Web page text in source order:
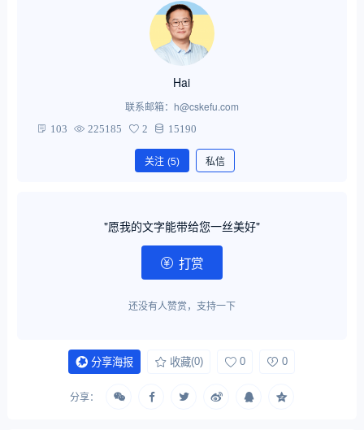
Hai
联系邮箱：h@cskefu.com
103 225185 2 15190
关注 (5) 私信
"愿我的文字能带给您一丝美好"
打赏
还没有人赞赏，支持一下
分享海报 收藏(0) 0 0
分享：